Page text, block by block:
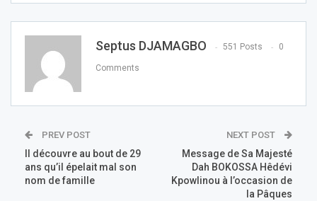
Septus DJAMAGBO 551 Posts 0
Comments
PREV POST
Il découvre au bout de 29
ans qu’il épelait mal son
nom de famille
NEXT POST
Message de Sa Majesté
Dah BOKOSSA Hêdévi
Kpowlinou à l’occasion de
la Pâques